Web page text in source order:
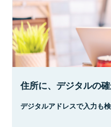
住所に、デジタルの確
デジタルアドレスで入力も